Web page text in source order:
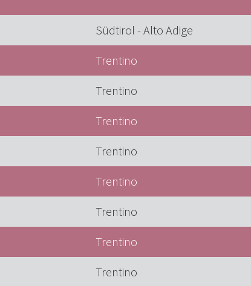
Südtirol - Alto Adige
Trentino
Trentino
Trentino
Trentino
Trentino
Trentino
Trentino
Trentino